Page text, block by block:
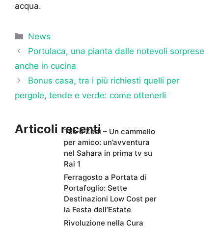
acqua.
Categorie
News
Portulaca, una pianta dalle notevoli sorprese
anche in cucina
Bonus casa, tra i più richiesti quelli per
pergole, tende e verde: come ottenerli
Articoli recentiTeo e Zodì – Un cammello
per amico: un’avventura
nel Sahara in prima tv su
Rai 1
Ferragosto a Portata di
Portafoglio: Sette
Destinazioni Low Cost per
la Festa dell’Estate
Rivoluzione nella Cura